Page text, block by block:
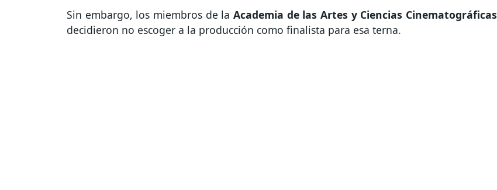
Sin embargo, los miembros de la Academia de las Artes y Ciencias Cinematográficas
decidieron no escoger a la producción como finalista para esa terna.